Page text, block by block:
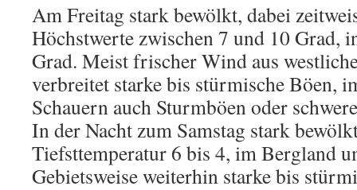
Am Freitag stark bewölkt, dabei
Höchstwerte zwischen 7 und 10 Grad,
Grad. Meist frischer Wind aus
verbreitet starke bis stürmische Böen,
Schauern auch Sturmböen oder
In der Nacht zum Samstag stark
Tiefsttemperatur 6 bis 4, im Bergland
Gebietsweise weiterhin starke bis